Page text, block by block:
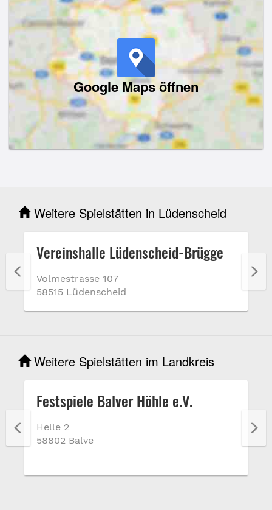
Google Maps öffnen
Weitere Spielstätten in Lüdenscheid
Vereinshalle Lüdenscheid-Brügge
Volmestrasse 107
58515 Lüdenscheid
Weitere Spielstätten im Landkreis
Festspiele Balver Höhle e.V.
Helle 2
58802 Balve